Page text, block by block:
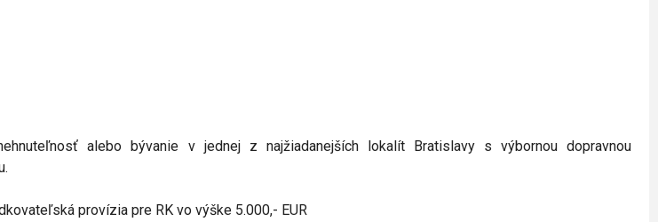
alebo bývanie v jednej z najžiadanejších lokalít Bratislavy s výbornou dopravnou
provízia pre RK vo výške 5.000,- EUR